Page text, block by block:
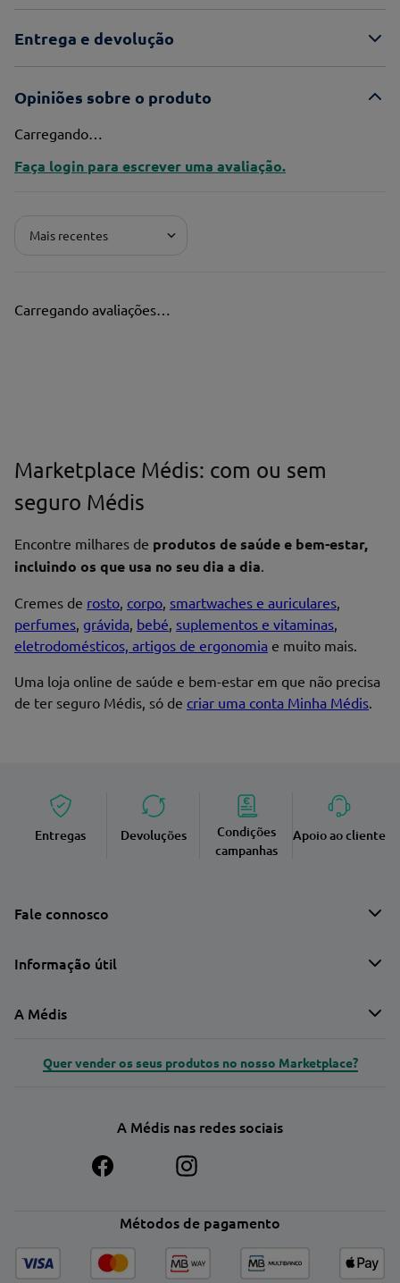
Entrega e devolução
Opiniões sobre o produto
Carregando…
Faça login para escrever uma avaliação.
Mais recentes
Carregando avaliações…
Marketplace Médis: com ou sem
seguro Médis
Encontre milhares de produtos de saúde e bem-estar,
incluindo os que usa no seu dia a dia.
Cremes de rosto, corpo, smartwaches e auriculares,
perfumes, grávida, bebé, suplementos e vitaminas,
eletrodomésticos, artigos de ergonomia e muito mais.
Uma loja online de saúde e bem-estar em que não precisa
de ter seguro Médis, só de criar uma conta Minha Médis.
Entregas Devoluções
Condições
campanhas
Apoio ao cliente
Fale connosco
Informação útil
A Médis
Quer vender os seus produtos no nosso Marketplace?
A Médis nas redes sociais
Métodos de pagamento